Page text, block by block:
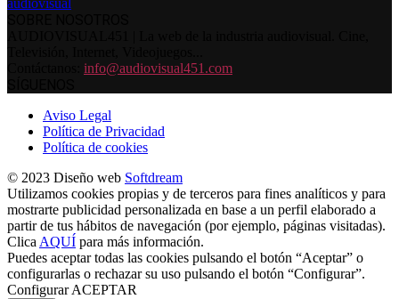
info@audiovisual451.com
Aviso Legal
Política de Privacidad
Política de cookies
© 2023 Diseño web Softdream
Utilizamos cookies propias y de terceros para fines analíticos y para
mostrarte publicidad personalizada en base a un perfil elaborado a
partir de tus hábitos de navegación (por ejemplo, páginas visitadas).
Clica AQUÍ para más información.
Puedes aceptar todas las cookies pulsando el botón “Aceptar” o
configurarlas o rechazar su uso pulsando el botón “Configurar”.
Configurar ACEPTAR